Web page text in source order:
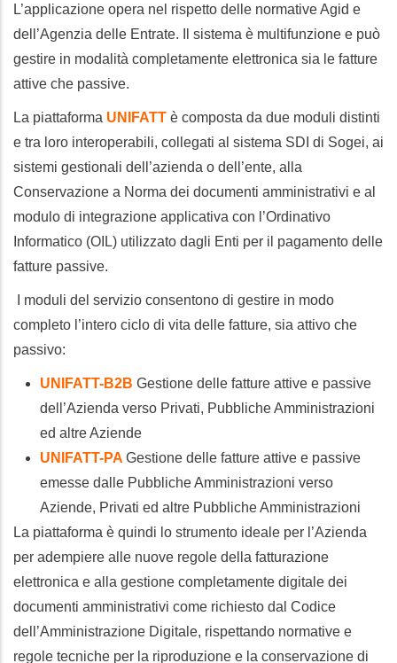
L’applicazione opera nel rispetto delle normative Agid e
dell’Agenzia delle Entrate. Il sistema è multifunzione e può
gestire in modalità completamente elettronica sia le fatture
attive che passive.
La piattaforma UNIFATT è composta da due moduli distinti
e tra loro interoperabili, collegati al sistema SDI di Sogei, ai
sistemi gestionali dell’azienda o dell’ente, alla
Conservazione a Norma dei documenti amministrativi e al
modulo di integrazione applicativa con l’Ordinativo
Informatico (OIL) utilizzato dagli Enti per il pagamento delle
fatture passive.
I moduli del servizio consentono di gestire in modo
completo l’intero ciclo di vita delle fatture, sia attivo che
passivo:
UNIFATT-B2B Gestione delle fatture attive e passive
dell’Azienda verso Privati, Pubbliche Amministrazioni
ed altre Aziende
UNIFATT-PA Gestione delle fatture attive e passive
emesse dalle Pubbliche Amministrazioni verso
Aziende, Privati ed altre Pubbliche Amministrazioni
La piattaforma è quindi lo strumento ideale per l’Azienda
per adempiere alle nuove regole della fatturazione
elettronica e alla gestione completamente digitale dei
documenti amministrativi come richiesto dal Codice
dell’Amministrazione Digitale, rispettando normative e
regole tecniche per la riproduzione e la conservazione di